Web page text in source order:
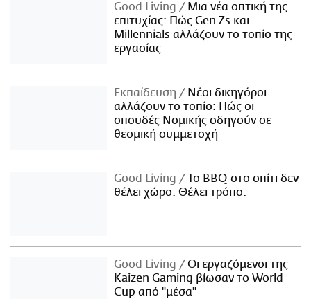
Good Living
Μια νέα οπτική της
επιτυχίας: Πώς Gen Zs και
Millennials αλλάζουν το τοπίο της
εργασίας
Εκπαίδευση
Νέοι δικηγόροι
αλλάζουν το τοπίο: Πώς οι
σπουδές Νομικής οδηγούν σε
θεσμική συμμετοχή
Good Living
Το BBQ στο σπίτι δεν
θέλει χώρο. Θέλει τρόπο.
Good Living
Οι εργαζόμενοι της
Kaizen Gaming βίωσαν το World
Cup από "μέσα"